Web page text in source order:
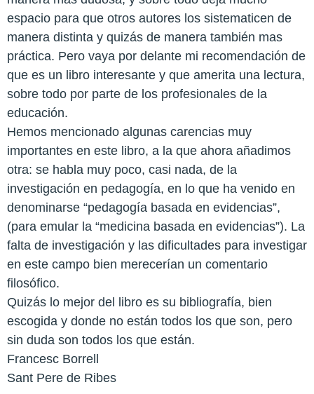
espacio para que otros autores los sistematicen de
manera distinta y quizás de manera también mas
práctica. Pero vaya por delante mi recomendación de
que es un libro interesante y que amerita una lectura,
sobre todo por parte de los profesionales de la
educación.
Hemos mencionado algunas carencias muy
importantes en este libro, a la que ahora añadimos
otra: se habla muy poco, casi nada, de la
investigación en pedagogía, en lo que ha venido en
denominarse “pedagogía basada en evidencias”,
(para emular la “medicina basada en evidencias”). La
falta de investigación y las dificultades para investigar
en este campo bien merecerían un comentario
filosófico.
Quizás lo mejor del libro es su bibliografía, bien
escogida y donde no están todos los que son, pero
sin duda son todos los que están.
Francesc Borrell
Sant Pere de Ribes